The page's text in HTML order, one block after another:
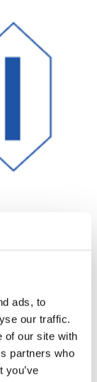
ads, to
our traffic.
of our site with
partners who
you’ve
btw
btw